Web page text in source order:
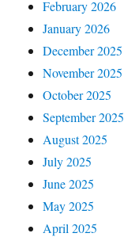
February 2026
January 2026
December 2025
November 2025
October 2025
September 2025
August 2025
July 2025
June 2025
May 2025
April 2025